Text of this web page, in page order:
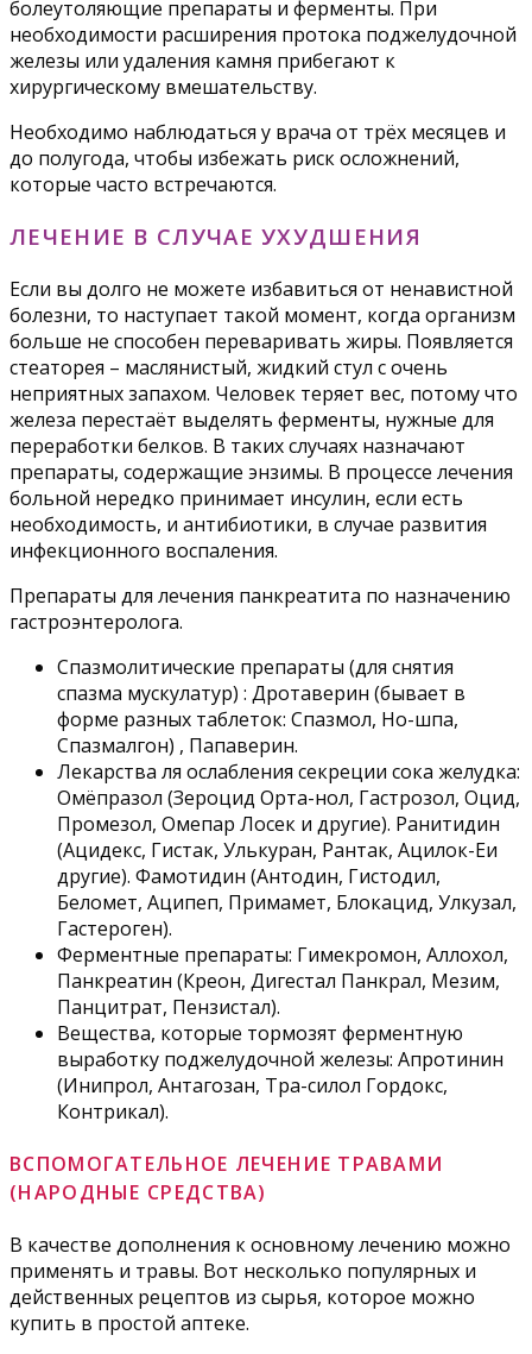
болеутоляющие препараты и ферменты. При
необходимости расширения протока поджелудочной
железы или удаления камня прибегают к
хирургическому вмешательству.
Необходимо наблюдаться у врача от трёх месяцев и
до полугода, чтобы избежать риск осложнений,
которые часто встречаются.
ЛЕЧЕНИЕ В СЛУЧАЕ УХУДШЕНИЯ
Если вы долго не можете избавиться от ненавистной
болезни, то наступает такой момент, когда организм
больше не способен переваривать жиры. Появляется
стеаторея – маслянистый, жидкий стул с очень
неприятных запахом. Человек теряет вес, потому что
железа перестаёт выделять ферменты, нужные для
переработки белков. В таких случаях назначают
препараты, содержащие энзимы. В процессе лечения
больной нередко принимает инсулин, если есть
необходимость, и антибиотики, в случае развития
инфекционного воспаления.
Препараты для лечения панкреатита по назначению
гастроэнтеролога.
Спазмолитические препараты (для снятия
спазма мускулатур) : Дротаверин (бывает в
форме разных таблеток: Спазмол, Но-шпа,
Спазмалгон) , Папаверин.
Лекарства ля ослабления секреции сока желудка:
Омёпразол (Зероцид Орта-нол, Гастрозол, Оцид,
Промезол, Омепар Лосек и другие). Ранитидин
(Ацидекс, Гистак, Улькуран, Рантак, Ацилок-Еи
другие). Фамотидин (Антодин, Гистодил,
Беломет, Аципеп, Примамет, Блокацид, Улкузал,
Гастероген).
Ферментные препараты: Гимекромон, Аллохол,
Панкреатин (Креон, Дигестал Панкрал, Мезим,
Панцитрат, Пензистал).
Вещества, которые тормозят ферментную
выработку поджелудочной железы: Апротинин
(Инипрол, Антагозан, Тра-силол Гордокс,
Контрикал).
ВСПОМОГАТЕЛЬНОЕ ЛЕЧЕНИЕ ТРАВАМИ
(НАРОДНЫЕ СРЕДСТВА)
В качестве дополнения к основному лечению можно
применять и травы. Вот несколько популярных и
действенных рецептов из сырья, которое можно
купить в простой аптеке.